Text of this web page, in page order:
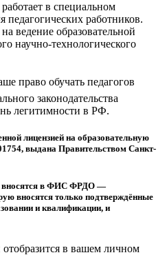
в специальном
работников.
ведение образовательной
научно-технологического
право обучать педагогов
законодательства
легитимности в РФ.
лицензией на образовательную
выдана Правительством Санкт-
вносятся в ФИС ФРДО —
вносятся только подтверждённые
и квалификации, и
в вашем личном